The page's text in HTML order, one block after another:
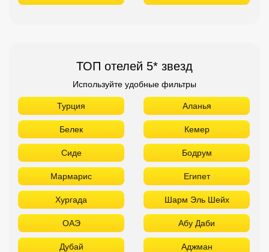
ТОП отелей 5* звезд
Используйте удобные фильтры
Турция Аланья
Белек Кемер
Сиде Бодрум
Мармарис Египет
Хургада Шарм Эль Шейх
ОАЭ Абу Даби
Дубай Аджман